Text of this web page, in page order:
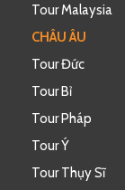
Tour Malaysia
CHÂU ÂU
Tour Đức
Tour Bỉ
Tour Pháp
Tour Ý
Tour Thụy Sĩ